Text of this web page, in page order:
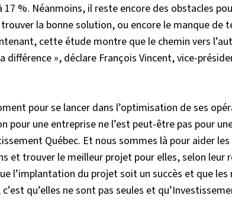
17 %. Néanmoins, il reste encore des obstacles
la bonne solution, ou encore le manque de
cette étude montre que le chemin vers
différence », déclare François Vincent, vice-
pour se lancer dans l’optimisation de ses
pour une entreprise ne l’est peut-être pas pour
Québec. Et nous sommes là pour aider
et trouver le meilleur projet pour elles, selon leur
l’implantation du projet soit un succès et que
qu’elles ne sont pas seules et